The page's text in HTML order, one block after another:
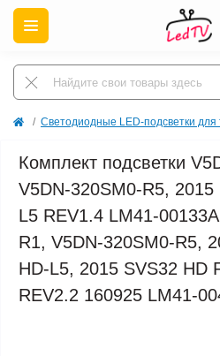
Светодиодные LED-подсветки для
Комплект подсветки
V5DN-320SM0-R5,
L5 REV1.4 LM41-
R1, V5DN-320SM0-R5,
HD-L5, 2015 SVS32 HD
REV2.2 160925 LM41-